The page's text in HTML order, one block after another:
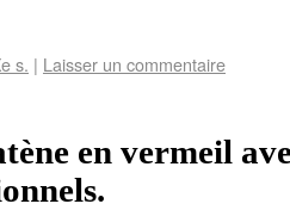
s. | Laisser un commentaire
en vermeil